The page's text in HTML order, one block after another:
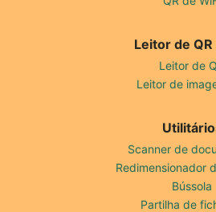
Leitor de QR
Leitor de
Leitor de
Scanner de
Redimensionador
Bússola
Partilha de